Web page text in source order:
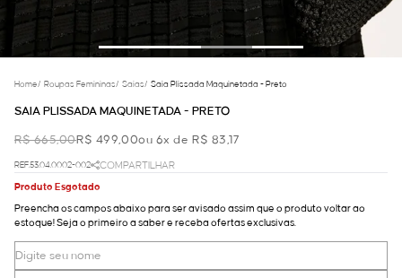
Home/ Roupas Femininas/ Saias/ Saia Plissada Maquinetada - Preto
SAIA PLISSADA MAQUINETADA - PRETO
R$ 665,00R$ 499,00ou 6x de R$ 83,17
REF.53.04.0002-002
COMPARTILHAR
Produto Esgotado
Preencha os campos abaixo para ser avisado assim que o produto voltar ao
estoque! Seja o primeiro a saber e receba ofertas exclusivas.